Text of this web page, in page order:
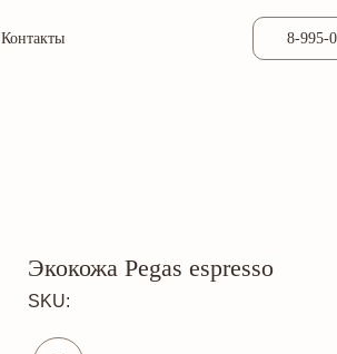
Контакты 8-995-
Экокожа Pegas espresso
SKU: